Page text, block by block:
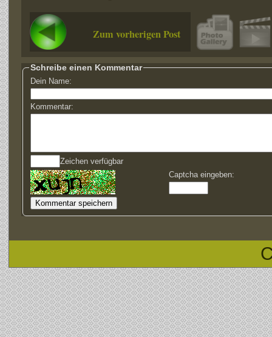
Zum vorherigen Post
Schreibe einen Kommentar
Dein Name:
Kommentar:
Zeichen verfügbar
Captcha eingeben: